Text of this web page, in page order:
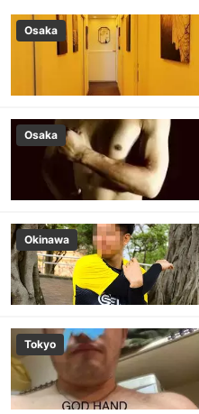
Osaka
Osaka
Okinawa
Tokyo